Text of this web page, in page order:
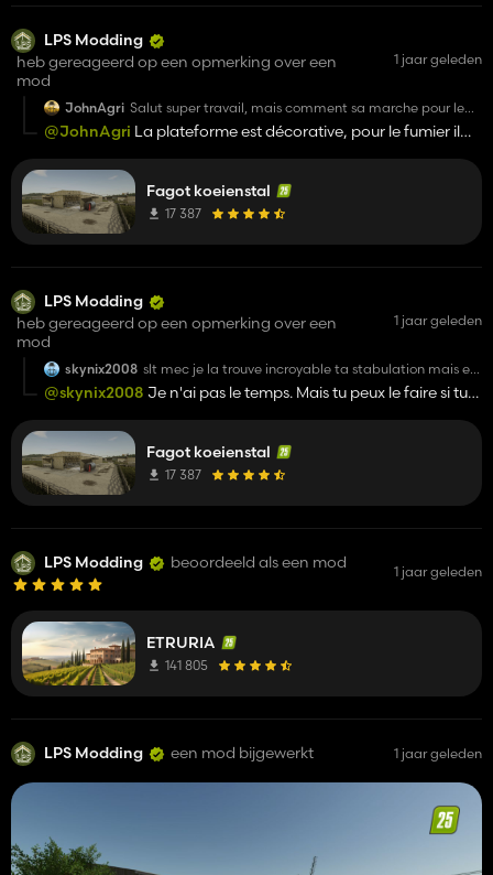
LPS Modding
heb gereageerd op een opmerking over een
mod
1 jaar geleden
JohnAgri Salut super travail, mais comment sa marche pour le
fumier? Il faut mettre une fumiere? J’ai vu qui avait une
plateforme sur le côté elle sert a quoi?
@JohnAgri La plateforme est décorative, pour le fumier il
Fagot koeienstal
17 387
LPS Modding
heb gereageerd op een opmerking over een
mod
1 jaar geleden
skynix2008 slt mec je la trouve incroyable ta stabulation mais est
ce que tu pourrais mettre pour quelle soit curable stp
@skynix2008 Je n'ai pas le temps. Mais tu peux le faire si tu
Fagot koeienstal
17 387
LPS Modding beoordeeld als een mod 1 jaar geleden
ETRURIA
141 805
LPS Modding een mod bijgewerkt 1 jaar geleden